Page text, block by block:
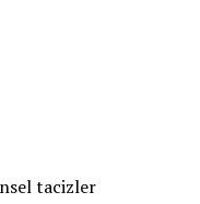
tacizler